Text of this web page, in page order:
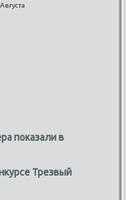
показали в
Трезвый